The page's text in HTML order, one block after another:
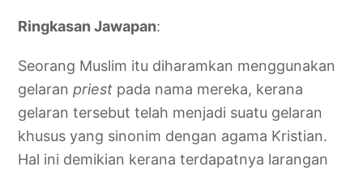
Ringkasan Jawapan:
Seorang Muslim itu diharamkan menggunakan
gelaranpriest pada nama mereka, kerana
gelaran tersebut telah menjadi suatu gelaran
khusus yang sinonim dengan agama Kristian.
Hal ini demikian kerana terdapatnya larangan